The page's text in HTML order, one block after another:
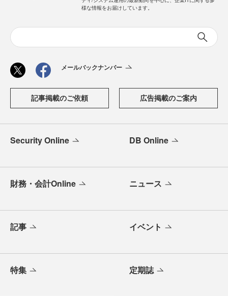
様な情報をお届けしています。
メールバックナンバー
記事掲載のご依頼 広告掲載のご案内
Security Online DB Online
財務・会計Online ニュース
記事 イベント
特集 定期誌